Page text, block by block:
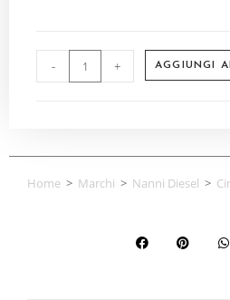
- + AGGIUNGI
Home > Marchi > Nanni Diesel >